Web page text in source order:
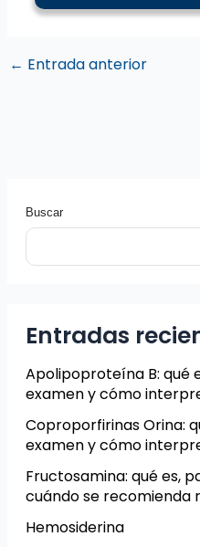
← Entrada anterior
Buscar
Entradas
Apolipoproteína B: qué
examen y cómo
Coproporfirinas Orina:
examen y cómo
Fructosamina: qué es,
cuándo se recomienda
Hemosiderina